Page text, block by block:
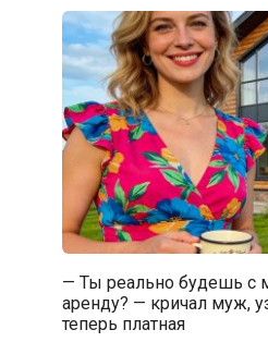
— Ты реально будешь с
аренду? — кричал муж,
теперь платная